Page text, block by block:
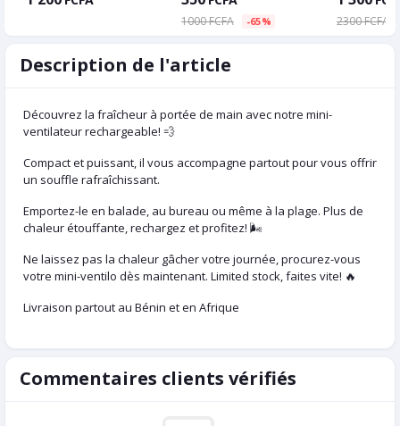
1000 FCFA -65% 2300 FCFA
Description de l'article
Découvrez la fraîcheur à portée de main avec notre mini-
ventilateur rechargeable! 💨
Compact et puissant, il vous accompagne partout pour vous offrir
un souffle rafraîchissant.
Emportez-le en balade, au bureau ou même à la plage. Plus de
chaleur étouffante, rechargez et profitez! 🌬️
Ne laissez pas la chaleur gâcher votre journée, procurez-vous
votre mini-ventilo dès maintenant. Limited stock, faites vite! 🔥
Livraison partout au Bénin et en Afrique
Commentaires clients vérifiés